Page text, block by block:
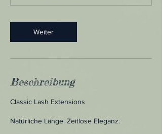
.
Weiter
Beschreibung
Classic Lash Extensions
Natürliche Länge. Zeitlose Eleganz.